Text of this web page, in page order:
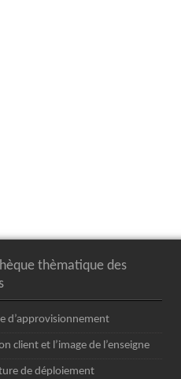
thèmatique des
d’approvisionnement
client et l’image de l’enseigne
de déploiement